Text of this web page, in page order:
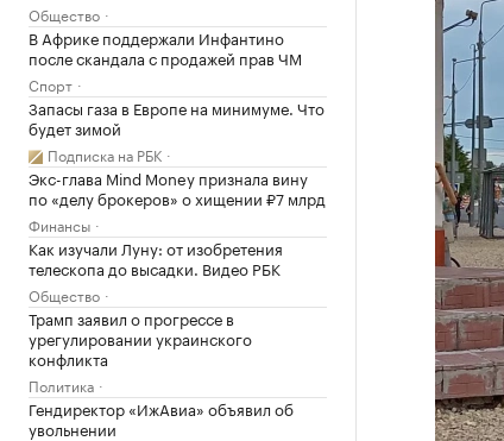
Общество
В Африке поддержали Инфантино
после скандала с продажей прав ЧМ
Спорт
Запасы газа в Европе на минимуме. Что
будет зимой
Подписка на РБК
Экс-глава Mind Money признала вину
по «делу брокеров» о хищении ₽7 млрд
Финансы
Как изучали Луну: от изобретения
телескопа до высадки. Видео РБК
Общество
Трамп заявил о прогрессе в
урегулировании украинского
конфликта
Политика
Гендиректор «ИжАвиа» объявил об
увольнении